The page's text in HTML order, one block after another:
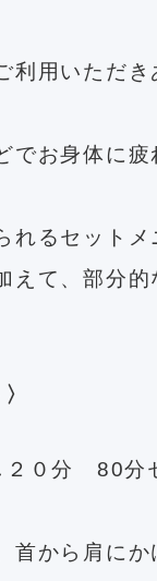
利用いただ
でお身体に
れるセット
えて、部分
２０分 80分
首から肩に